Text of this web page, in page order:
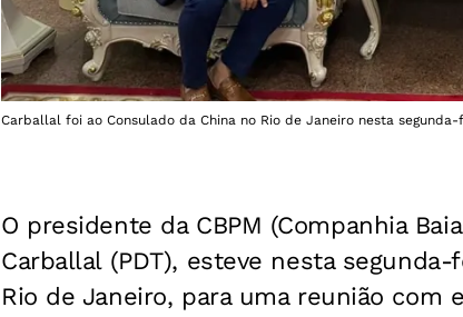
Carballal foi ao Consulado da China no Rio de Janeiro nesta
O presidente da CBPM (Companhia
Carballal (PDT), esteve nesta
Rio de Janeiro, para uma reunião com